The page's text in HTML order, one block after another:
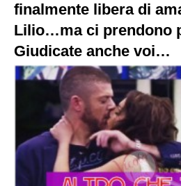
finalmente libera di
Lilio…ma ci prendono
Giudicate anche voi…